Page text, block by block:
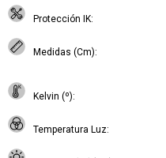
Protección IK
Medidas (Cm)
Kelvin (º)
Temperatura Luz